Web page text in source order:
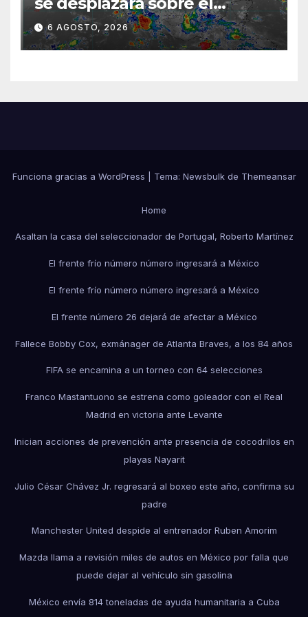
sureste mexicano
6 AGOSTO, 2026
Funciona gracias a WordPress Tema: Newsbulkde Themeansar
Home
Asaltan la casa del seleccionador de Portugal, Roberto Martínez
El frente frío número número ingresará a México
El frente frío número número ingresará a México
El frente número 26 dejará de afectar a México
Fallece Bobby Cox, exmánager de Atlanta Braves, a los 84 años
FIFA se encamina a un torneo con 64 selecciones
Franco Mastantuono se estrena como goleador con el Real
Madrid en victoria ante Levante
Inician acciones de prevención ante presencia de cocodrilos en
playas Nayarit
Julio César Chávez Jr. regresará al boxeo este año, confirma su
padre
Manchester United despide al entrenador Ruben Amorim
Mazda llama a revisión miles de autos en México por falla que
puede dejar al vehículo sin gasolina
México envía 814 toneladas de ayuda humanitaria a Cuba